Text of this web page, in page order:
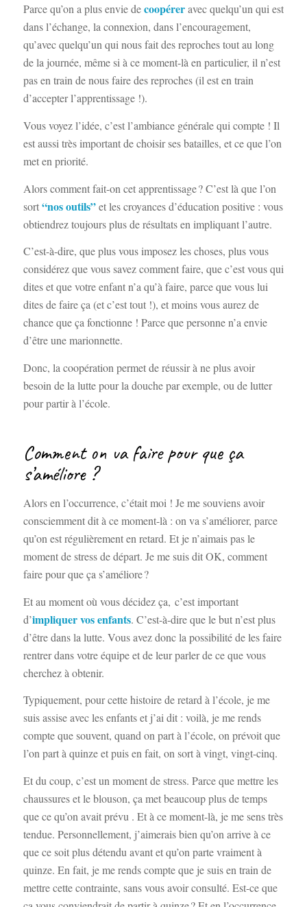
Parce qu’on a plus envie decoopéreravec quelqu’un qui est
dans l’échange, la connexion, dans l’encouragement,
qu’avec quelqu’un qui nous fait des reproches tout au long
de la journée, même si à ce moment-là en particulier, il n’est
pas en train de nous faire des reproches (il est en train
d’accepter l’apprentissage !).
Vous voyez l’idée, c’est l’ambiance générale qui compte ! Il
est aussi très important de choisir ses batailles, et ce que l’on
met en priorité.
Alors comment fait-on cet apprentissage ? C’est là que l’on
sort“nos outils”et les croyances d’éducation positive : vous
obtiendrez toujours plus de résultats en impliquant l’autre.
C’est-à-dire, que plus vous imposez les choses, plus vous
considérez que vous savez comment faire, que c’est vous qui
dites et que votre enfant n’a qu’à faire, parce que vous lui
dites de faire ça (et c’est tout !), et moins vous aurez de
chance que ça fonctionne ! Parce que personne n’a envie
d’être une marionnette.
Donc, la coopération permet de réussir à ne plus avoir
besoin de la lutte pour la douche par exemple, ou de lutter
pour partir à l’école.
Comment on va faire pour que ça
s’améliore ?
Alors en l’occurrence, c’était moi ! Je me souviens avoir
consciemment dit à ce moment-là : on va s’améliorer, parce
qu’on est régulièrement en retard. Et je n’aimais pas le
moment de stress de départ. Je me suis dit OK, comment
faire pour que ça s’améliore ?
Et au moment où vous décidez ça, c’est important
d’impliquer vos enfants. C’est-à-dire que le but n’est plus
d’être dans la lutte. Vous avez donc la possibilité de les faire
rentrer dans votre équipe et de leur parler de ce que vous
cherchez à obtenir.
Typiquement, pour cette histoire de retard à l’école, je me
suis assise avec les enfants et j’ai dit : voilà, je me rends
compte que souvent, quand on part à l’école, on prévoit que
l’on part à quinze et puis en fait, on sort à vingt, vingt-cinq.
Et du coup, c’est un moment de stress. Parce que mettre les
chaussures et le blouson, ça met beaucoup plus de temps
que ce qu’on avait prévu . Et à ce moment-là, je me sens très
tendue. Personnellement, j’aimerais bien qu’on arrive à ce
que ce soit plus détendu avant et qu’on parte vraiment à
quinze. En fait, je me rends compte que je suis en train de
mettre cette contrainte, sans vous avoir consulté. Est-ce que